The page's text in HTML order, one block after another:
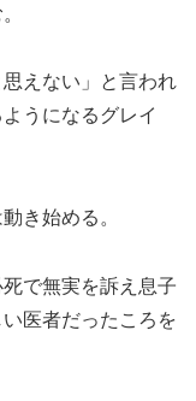
えない」と言われ
うになるグレイ
き始める。
で無実を訴え息子
医者だったころを